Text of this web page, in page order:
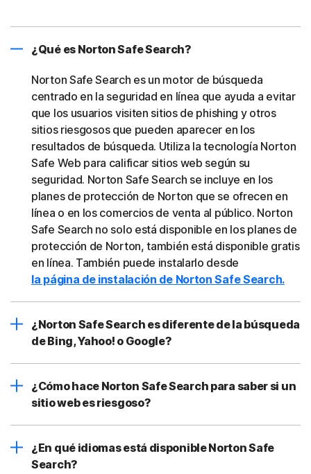
¿Qué es Norton Safe Search?
Norton Safe Search es un motor de búsqueda
centrado en la seguridad en línea que ayuda a evitar
que los usuarios visiten sitios de phishing y otros
sitios riesgosos que pueden aparecer en los
resultados de búsqueda. Utiliza la tecnología Norton
Safe Web para calificar sitios web según su
seguridad. Norton Safe Search se incluye en los
planes de protección de Norton que se ofrecen en
línea o en los comercios de venta al público. Norton
Safe Search no solo está disponible en los planes de
protección de Norton, también está disponible gratis
en línea. También puede instalarlo desde
la página de instalación de Norton Safe Search.
¿Norton Safe Search es diferente de la búsqueda
de Bing, Yahoo! o Google?
¿Cómo hace Norton Safe Search para saber si un
sitio web es riesgoso?
¿En qué idiomas está disponible Norton Safe
Search?